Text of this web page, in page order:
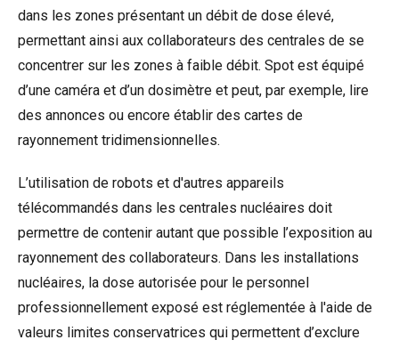
dans les zones présentant un débit de dose élevé,
permettant ainsi aux collaborateurs des centrales de se
concentrer sur les zones à faible débit. Spot est équipé
d’une caméra et d’un dosimètre et peut, par exemple, lire
des annonces ou encore établir des cartes de
rayonnement tridimensionnelles.
L’utilisation de robots et d'autres appareils
télécommandés dans les centrales nucléaires doit
permettre de contenir autant que possible l’exposition au
rayonnement des collaborateurs. Dans les installations
nucléaires, la dose autorisée pour le personnel
professionnellement exposé est réglementée à l'aide de
valeurs limites conservatrices qui permettent d’exclure